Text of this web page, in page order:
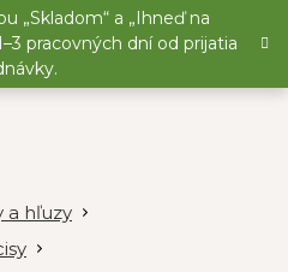
„Skladom“ a „Ihneď na
pracovných dní od prijatia
a hľuzy